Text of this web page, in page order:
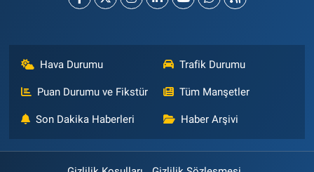
Hava Durumu Trafik Durumu
Puan Durumu ve Fikstür Tüm Manşetler
Son Dakika Haberleri Haber Arşivi